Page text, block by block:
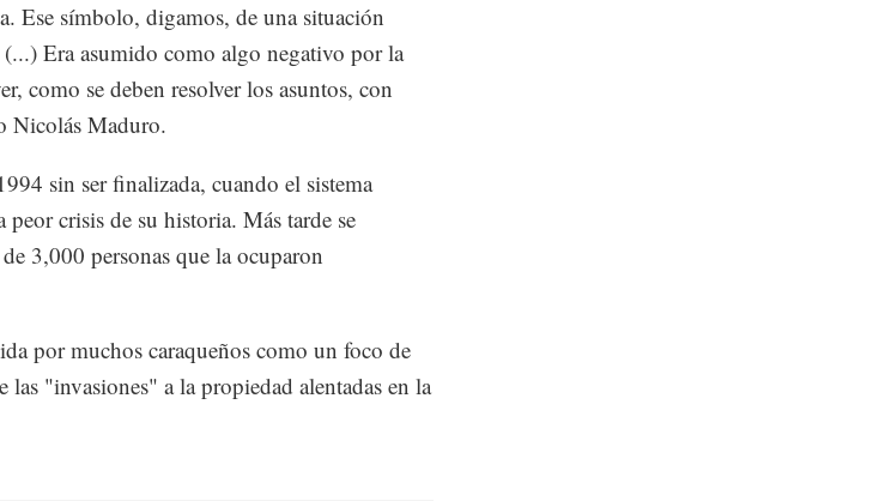
Ese símbolo, digamos, de una situación
Era asumido como algo negativo por la
como se deben resolver los asuntos, con
Nicolás Maduro.
sin ser finalizada, cuando el sistema
crisis de su historia. Más tarde se
3,000 personas que la ocuparon
por muchos caraqueños como un foco de
"invasiones" a la propiedad alentadas en la